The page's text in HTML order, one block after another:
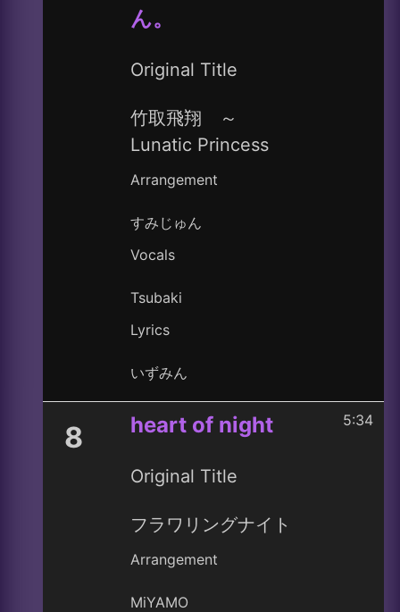
ん。
Original Title
竹取飛翔 ～
Lunatic Princess
Arrangement
すみじゅん
Vocals
Tsubaki
Lyrics
いずみん
8 heart of night
Original Title
フラワリングナイト
Arrangement
MiYAMO
5:34